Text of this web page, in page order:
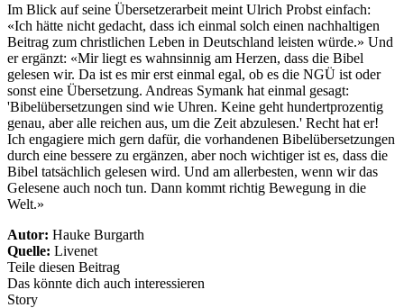
Im Blick auf seine Übersetzerarbeit meint Ulrich Probst einfach:
«Ich hätte nicht gedacht, dass ich einmal solch einen nachhaltigen
Beitrag zum christlichen Leben in Deutschland leisten würde.» Und
er ergänzt: «Mir liegt es wahnsinnig am Herzen, dass die Bibel
gelesen wir. Da ist es mir erst einmal egal, ob es die NGÜ ist oder
sonst eine Übersetzung. Andreas Symank hat einmal gesagt:
'Bibelübersetzungen sind wie Uhren. Keine geht hundertprozentig
genau, aber alle reichen aus, um die Zeit abzulesen.' Recht hat er!
Ich engagiere mich gern dafür, die vorhandenen Bibelübersetzungen
durch eine bessere zu ergänzen, aber noch wichtiger ist es, dass die
Bibel tatsächlich gelesen wird. Und am allerbesten, wenn wir das
Gelesene auch noch tun. Dann kommt richtig Bewegung in die
Welt.»
Autor: Hauke Burgarth
Quelle: Livenet
Teile diesen Beitrag
Das könnte dich auch interessieren
Story